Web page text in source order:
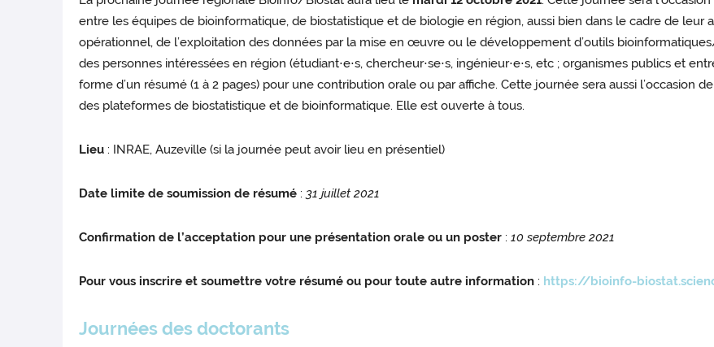
entre les équipes de bioinformatique, de biostatistique et de biologie en région, aussi bien dans le cadre de
opérationnel, de l’exploitation des données par la mise en œuvre ou le développement d’outils
des personnes intéressées en région (étudiant⋅e⋅s, chercheur⋅se⋅s, ingénieur⋅e⋅s, etc ; organismes publics et
forme d’un résumé (1 à 2 pages) pour une contribution orale ou par affiche. Cette journée sera aussi l’occasion
des plateformes de biostatistique et de bioinformatique. Elle est ouverte à tous.
Lieu : INRAE, Auzeville (si la journée peut avoir lieu en présentiel)
Date limite de soumission de résumé : 31 juillet 2021
Confirmation de l’acceptation pour une présentation orale ou un poster :10 septembre 2021
Pour vous inscrire et soumettre votre résumé ou pour toute autre information : https://bioinfo-
Journées des doctorants